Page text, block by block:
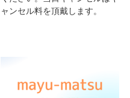
ャンセル料を頂戴します。